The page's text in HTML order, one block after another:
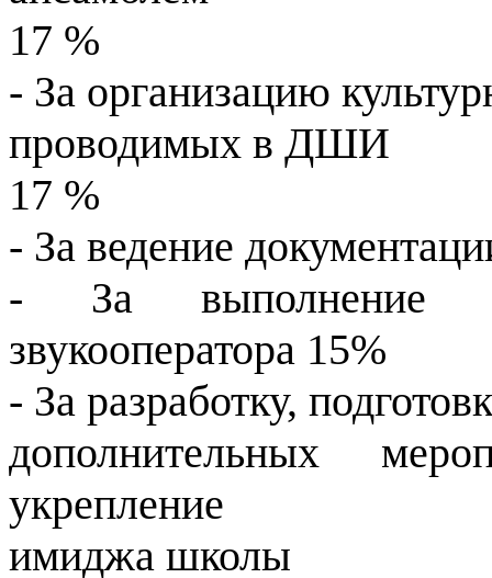
17 %
- За организацию
проводимых в ДШИ
17 %
- За ведение
- За выполнение
звукооператора 15%
- За разработку,
дополнительных
укрепление
имиджа школы